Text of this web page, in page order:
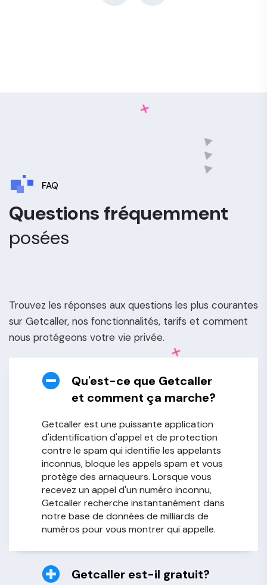
FAQ
Questions fréquemment
posées
Trouvez les réponses aux questions les plus courantes
sur Getcaller, nos fonctionnalités, tarifs et comment
nous protégeons votre vie privée.
Qu'est-ce que Getcaller
et comment ça marche?
Getcaller est une puissante application
d'identification d'appel et de protection
contre le spam qui identifie les appelants
inconnus, bloque les appels spam et vous
protège des arnaqueurs. Lorsque vous
recevez un appel d'un numéro inconnu,
Getcaller recherche instantanément dans
notre base de données de milliards de
numéros pour vous montrer qui appelle.
Getcaller est-il gratuit?